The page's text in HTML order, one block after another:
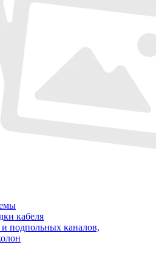
кабеля
подпольных каналов,